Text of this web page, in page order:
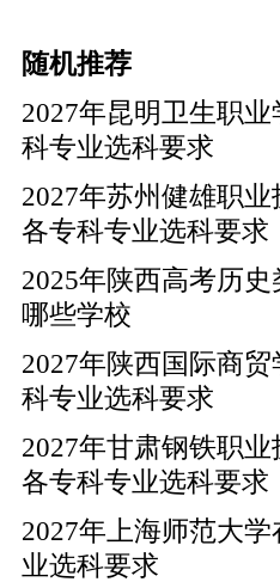
随机推荐
2027年昆明卫生职
科专业选科要求
2027年苏州健雄职
各专科专业选科要求
2025年陕西高考历
哪些学校
2027年陕西国际商
科专业选科要求
2027年甘肃钢铁职
各专科专业选科要求
2027年上海师范大
业选科要求